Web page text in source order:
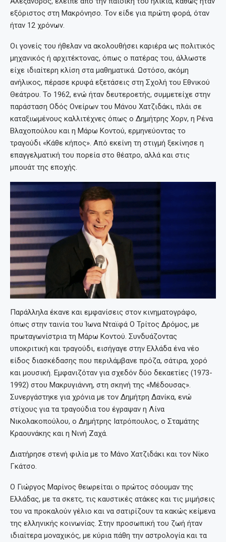
εξόριστος στη Μακρόνησο. Τον είδε για πρώτη φορά, όταν
ήταν 12 χρόνων.
Οι γονείς του ήθελαν να ακολουθήσει καριέρα ως πολιτικός
μηχανικός ή αρχιτέκτονας, όπως ο πατέρας του, άλλωστε
είχε ιδιαίτερη κλίση στα μαθηματικά. Ωστόσο, ακόμη
ανήλικος, πέρασε κρυφά εξετάσεις στη Σχολή του Εθνικού
Θεάτρου. Το 1962, ενώ ήταν δευτεροετής, συμμετείχε στην
παράσταση Οδός Ονείρων του Μάνου Χατζιδάκι, πλάι σε
καταξιωμένους καλλιτέχνες όπως ο Δημήτρης Χορν, η Ρένα
Βλαχοπούλου και η Μάρω Κοντού, ερμηνεύοντας το
τραγούδι «Κάθε κήπος». Από εκείνη τη στιγμή ξεκίνησε η
επαγγελματική του πορεία στο θέατρο, αλλά και στις
μπουάτ της εποχής.
Παράλληλα έκανε και εμφανίσεις στον κινηματογράφο,
όπως στην ταινία του Ίωνα Νταϊφά Ο Τρίτος Δρόμος, με
πρωταγωνίστρια τη Μάρω Κοντού. Συνδυάζοντας
υποκριτική και τραγούδι, εισήγαγε στην Ελλάδα ένα νέο
είδος διασκέδασης που περιλάμβανε πρόζα, σάτιρα, χορό
και μουσική. Εμφανιζόταν για σχεδόν δύο δεκαετίες (1973-
1992) στου Μακρυγιάννη, στη σκηνή της «Μέδουσας».
Συνεργάστηκε για χρόνια με τον Δημήτρη Δανίκα, ενώ
στίχους για τα τραγούδια του έγραψαν η Λίνα
Νικολακοπούλου, ο Δημήτρης Ιατρόπουλος, ο Σταμάτης
Κραουνάκης και η Νινή Ζαχά.
Διατήρησε στενή φιλία με το Μάνο Χατζιδάκι και τον Νίκο
Γκάτσο.
Ο Γιώργος Μαρίνος θεωρείται ο πρώτος σόουμαν της
Ελλάδας, με τα σκετς, τις καυστικές ατάκες και τις μιμήσεις
του να προκαλούν γέλιο και να σατιρίζουν τα κακώς κείμενα
της ελληνικής κοινωνίας. Στην προσωπική του ζωή ήταν
ιδιαίτερα μοναχικός, με κύρια πάθη την αστρολογία και τα